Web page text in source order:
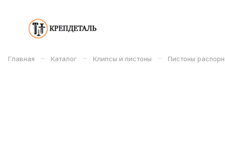
Главная – Каталог – Клипсы и пистоны – Пистоны